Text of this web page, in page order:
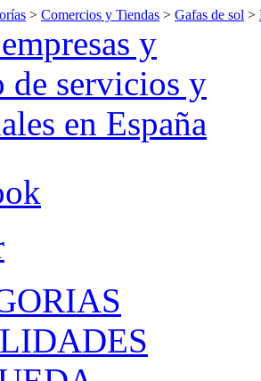
> Comercios y Tiendas > Gafas de sol >